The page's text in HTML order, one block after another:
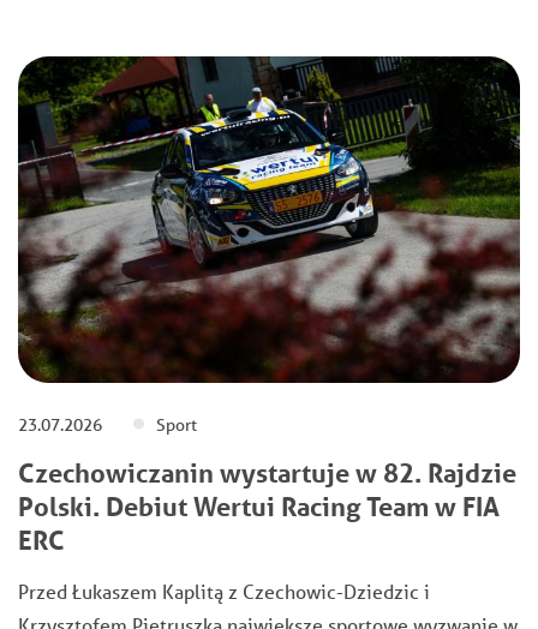
23.07.2026 Sport
Czechowiczanin wystartuje w 82. Rajdzie
Polski. Debiut Wertui Racing Team w FIA
ERC
Przed Łukaszem Kaplitą z Czechowic-Dziedzic i